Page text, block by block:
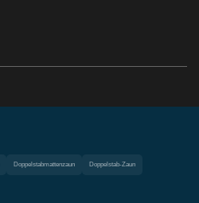
Doppelstabmattenzaun Doppelstab-Zaun